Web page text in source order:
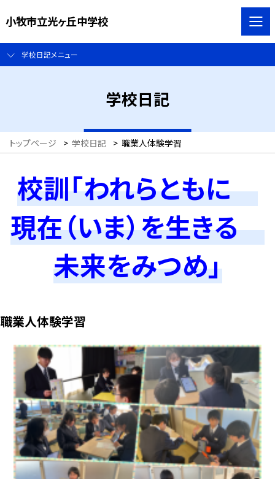
小牧市立光ヶ丘中学校
学校日記メニュー
学校日記
トップページ > 学校日記 > 職業人体験学習
校訓「われらともに
現在（いま）を生きる
未来をみつめ」
職業人体験学習